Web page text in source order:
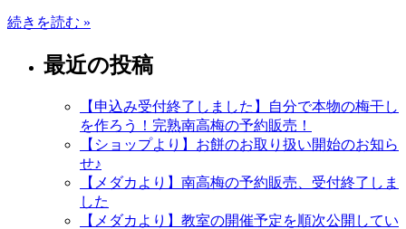
続きを読む »
最近の投稿
【申込み受付終了しました】自分で本物の梅干し
を作ろう！完熟南高梅の予約販売！
【ショップより】お餅のお取り扱い開始のお知ら
せ♪
【メダカより】南高梅の予約販売、受付終了しま
した
【メダカより】教室の開催予定を順次公開してい